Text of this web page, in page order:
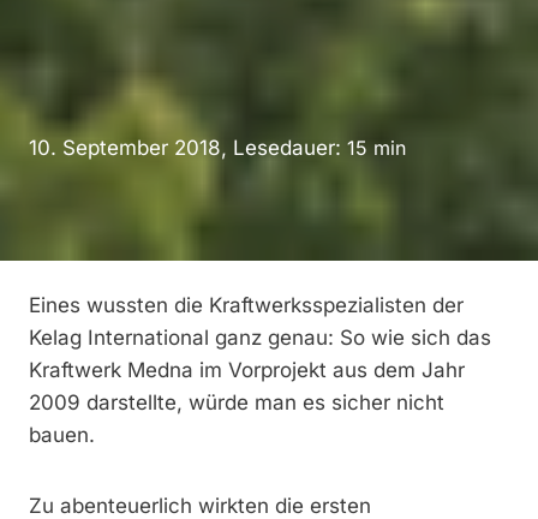
10. September 2018, Lesedauer: 15 min
Eines wussten die Kraftwerksspezialisten der
Kelag International ganz genau: So wie sich das
Kraftwerk Medna im Vorprojekt aus dem Jahr
2009 darstellte, würde man es sicher nicht
bauen.
Zu abenteuerlich wirkten die ersten